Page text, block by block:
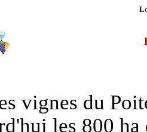
L
vignes du
les 800